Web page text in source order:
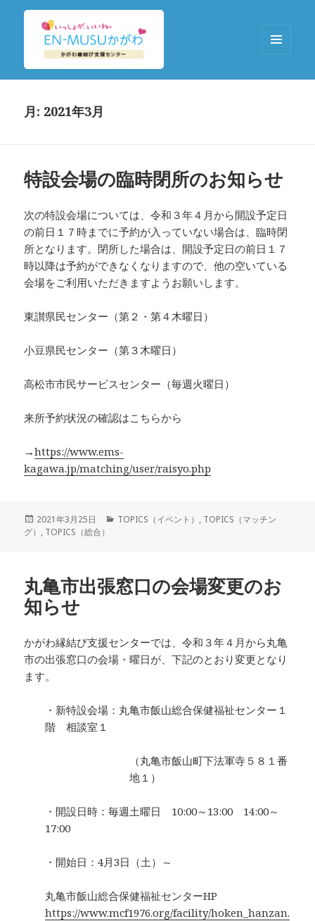
月: 2021年3月
特設会場の臨時閉所のお知らせ
次の特設会場については、令和３年４月から開設予定日
の前日１７時までに予約が入っていない場合は、臨時閉
所となります。閉所した場合は、開設予定日の前日１７
時以降は予約ができなくなりますので、他の空いている
会場をご利用いただきますようお願いします。
東讃県民センター（第２・第４木曜日）
小豆県民センター（第３木曜日）
高松市市民サービスセンター（毎週火曜日）
来所予約状況の確認はこちらから
→https://www.ems-
kagawa.jp/matching/user/raisyo.php
投
2021年3月25日
カ
TOPICS（イベント） , TOPICS（マッチン
グ） , TOPICS（総合）
丸亀市出張窓口の会場変更のお
知らせ
かがわ縁結び支援センターでは、令和３年４月から丸亀
市の出張窓口の会場・曜日が、下記のとおり変更となり
ます。
・新特設会場：丸亀市飯山総合保健福祉センター１
階 相談室１
（丸亀市飯山町下法軍寺５８１番
地１）
・開設日時：毎週土曜日 10:00～13:00 14:00～
17:00
・開始日：4月3日（土）～
丸亀市飯山総合保健福祉センターHP
https://www.mcf1976.org/facility/hoken_hanzan.